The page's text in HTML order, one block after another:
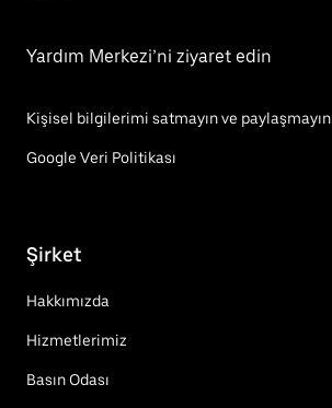
Yardım Merkezi’ni ziyaret edin
Kişisel bilgilerimi satmayın ve paylaşmayın
Google Veri Politikası
Şirket
Hakkımızda
Hizmetlerimiz
Basın Odası